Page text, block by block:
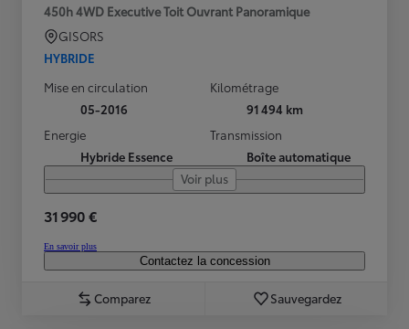
450h 4WD Executive Toit Ouvrant Panoramique
GISORS
HYBRIDE
Mise en circulation
05-2016
Kilométrage
91 494 km
Energie
Hybride Essence
Transmission
Boîte automatique
Voir plus
31 990 €
En savoir plus
Contactez la concession
Comparez Sauvegardez